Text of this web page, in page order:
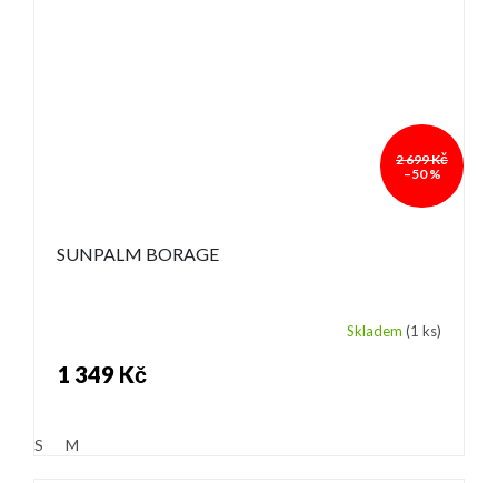
2 699 Kč
–50 %
SUNPALM BORAGE
Skladem (1 ks)
1 349 Kč
S M